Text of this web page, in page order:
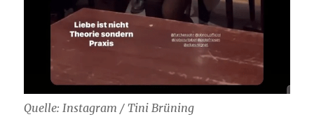
Quelle: Instagram / Tini Brüning